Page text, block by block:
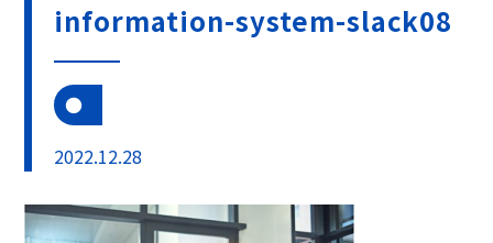
information-system-slack08
2022.12.28